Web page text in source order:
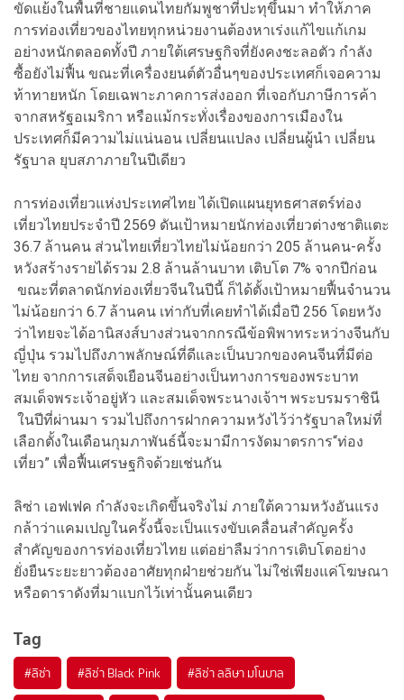
ขัดแย้งในพื้นที่ชายแดนไทยกัมพูชาที่ปะทุขึ้นมา ทำให้ภาค
การท่องเที่ยวของไทยทุกหน่วยงานต้องหาเร่งแก้ไขแก้เกม
อย่างหนักตลอดทั้งปี ภายใต้เศรษฐกิจที่ยังคงชะลอตัว กำลัง
ซื้อยังไม่ฟื้น ขณะที่เครื่องยนต์ตัวอื่นๆของประเทศก็เจอความ
ท้าทายหนัก โดยเฉพาะภาคการส่งออก ที่เจอกับภาษีการค้า
จากสหรัฐอเมริกา หรือแม้กระทั่งเรื่องของการเมืองใน
ประเทศก็มีความไม่แน่นอน เปลี่ยนแปลง เปลี่ยนผู้นำ เปลี่ยน
รัฐบาล ยุบสภาภายในปีเดียว
การท่องเที่ยวแห่งประเทศไทย ได้เปิดแผนยุทธศาสตร์ท่อง
เที่ยวไทยประจำปี 2569 ดันเป้าหมายนักท่องเที่ยวต่างชาติแตะ
36.7 ล้านคน ส่วนไทยเที่ยวไทยไม่น้อยกว่า 205 ล้านคน-ครั้ง
หวังสร้างรายได้รวม 2.8 ล้านล้านบาท เติบโต 7% จากปีก่อน
ขณะที่ตลาดนักท่องเที่ยวจีนในปีนี้ ก็ได้ตั้งเป้าหมายฟื้นจำนวน
ไม่น้อยกว่า 6.7 ล้านคน เท่ากับที่เคยทำได้เมื่อปี 256 โดยหวัง
ว่าไทยจะได้อานิสงส์บางส่วนจากกรณีข้อพิพาทระหว่างจีนกับ
ญี่ปุ่น รวมไปถึงภาพลักษณ์ที่ดีและเป็นบวกของคนจีนที่มีต่อ
ไทย จากการเสด็จเยือนจีนอย่างเป็นทางการของพระบาท
สมเด็จพระเจ้าอยู่หัว และสมเด็จพระนางเจ้าฯ พระบรมราชินี
ในปีที่ผ่านมา รวมไปถึงการฝากความหวังไว้ว่ารัฐบาลใหม่ที่
เลือกตั้งในเดือนกุมภาพันธ์นี้จะมามีการงัดมาตรการ“ท่อง
เที่ยว” เพื่อฟื้นเศรษฐกิจด้วยเช่นกัน
ลิซ่า เอฟเฟค กำลังจะเกิดขึ้นจริงไม่ ภายใต้ความหวังอันแรง
กล้าว่าแคมเปญในครั้งนี้จะเป็นแรงขับเคลื่อนสำคัญครั้ง
สำคัญของการท่องเที่ยวไทย แต่อย่าลืมว่าการเติบโตอย่าง
ยั่งยืนระยะยาวต้องอาศัยทุกฝ่ายช่วยกัน ไม่ใช่เพียงแค่โฆษณา
หรือดาราดังที่มาแบกไว้เท่านั้นคนเดียว
Tag
#ลิซ่า #ลิซ่า Black Pink #ลิซ่า ลลิษา มโนบาล